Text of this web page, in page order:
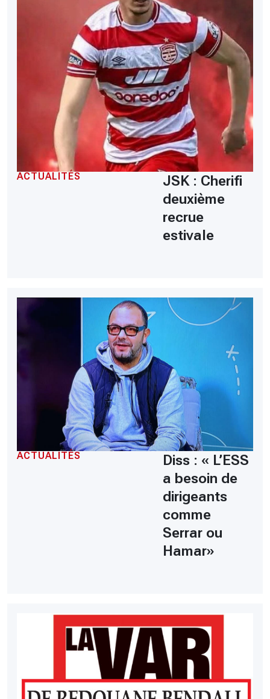
ACTUALITÉS
JSK : Cherifi
deuxième
recrue
estivale
ACTUALITÉS
Diss : « L’ESS
a besoin de
dirigeants
comme
Serrar ou
Hamar»